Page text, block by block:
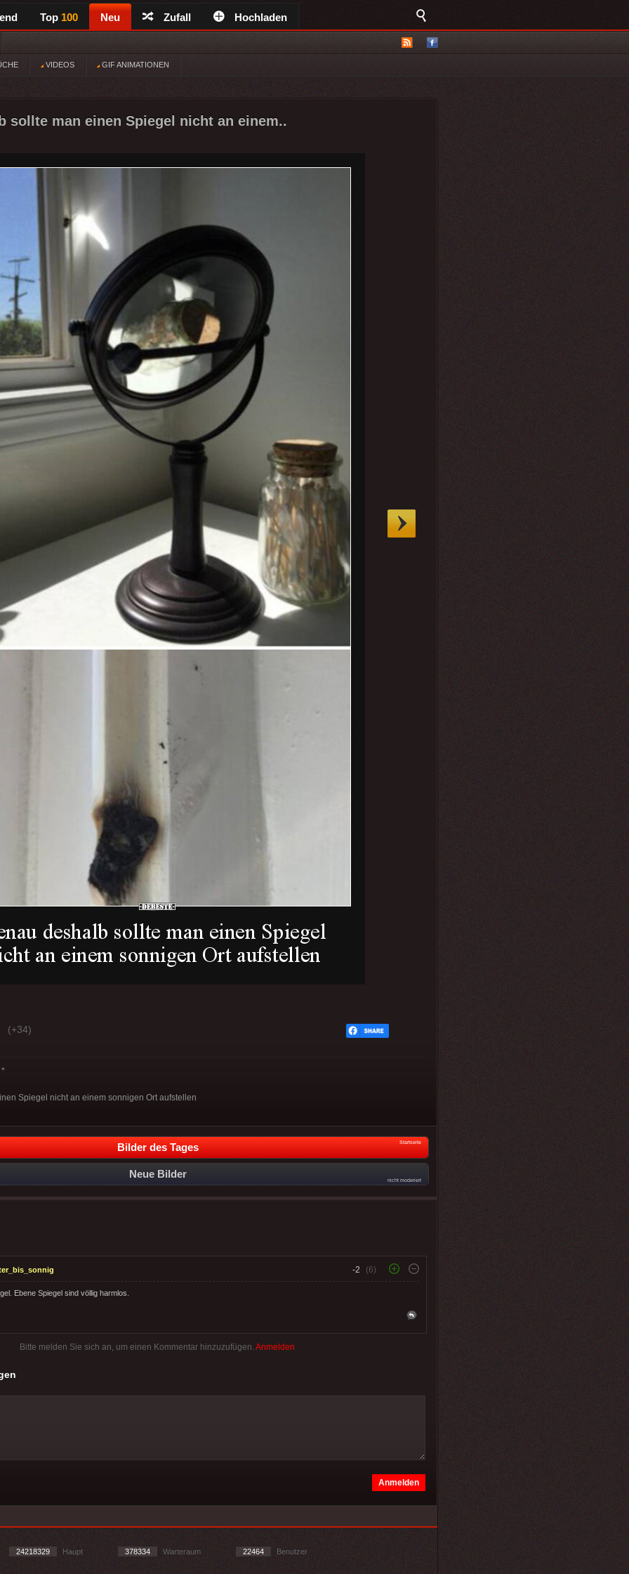
Top 100 Neu Zufall Hochladen
VIDEOS GIF ANIMATIONEN
sollte man einen Spiegel nicht an einem..
(+34)
Spiegel nicht an einem sonnigen Ort aufstellen
Bilder des Tages Startseite
Neue Bilder
nicht moderiert
-2 (6)
Ebene Spiegel sind völlig harmlos.
Bitte melden Sie sich an, um einen Kommentar hinzuzufügen. Anmelden
24218329 Haupt 378334 Warteraum 22464 Benutzer